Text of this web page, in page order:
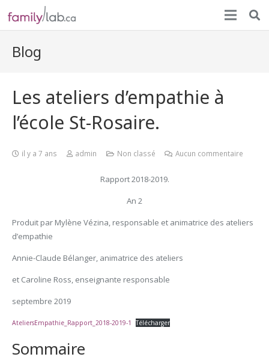
Blog
Les ateliers d’empathie à
l’école St-Rosaire.
il y a 7 ans admin Non classé Aucun commentaire
Rapport 2018-2019.
An 2
Produit par Mylène Vézina, responsable et animatrice des ateliers
d’empathie
Annie-Claude Bélanger, animatrice des ateliers
et Caroline Ross, enseignante responsable
septembre 2019
AteliersEmpathie_Rapport_2018-2019-1 Télécharger
Sommaire